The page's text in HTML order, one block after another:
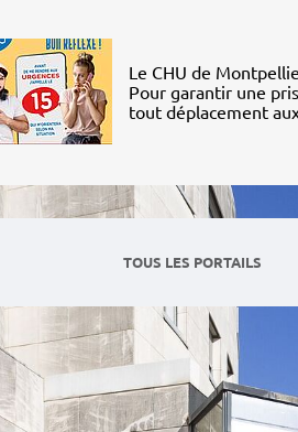
Le CHU de
Pour garantir une
tout déplacement
TOUS LES PORTAILS